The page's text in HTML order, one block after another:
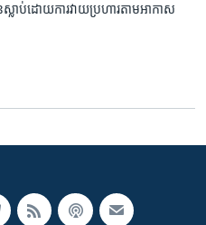
ាប់​​​ដោយ​​​ការ​​​វាយ​​​ប្រហារ​​​តាម​​​អាកាស​​​